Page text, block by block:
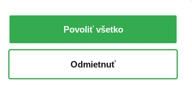
Povoliť všetko
Odmietnuť